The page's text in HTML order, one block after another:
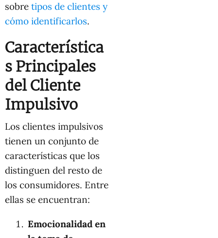
sobre tipos de clientes y
cómo identificarlos.
Característica
s Principales
del Cliente
Impulsivo
Los clientes impulsivos
tienen un conjunto de
características que los
distinguen del resto de
los consumidores. Entre
ellas se encuentran:
Emocionalidad en